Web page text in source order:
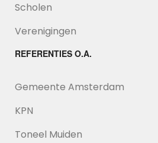
Scholen
Verenigingen
REFERENTIES O.A.
Gemeente Amsterdam
KPN
Toneel Muiden